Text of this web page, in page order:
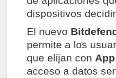
dispositivos
El nuevo
permite a los
que elijan con
acceso a datos